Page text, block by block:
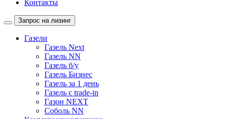
Контакты
Запрос на лизинг
Газели
Газель Next
Газель NN
Газель б/у
Газель Бизнес
Газель за 1 день
Газель с trade-in
Газон NEXT
Соболь NN